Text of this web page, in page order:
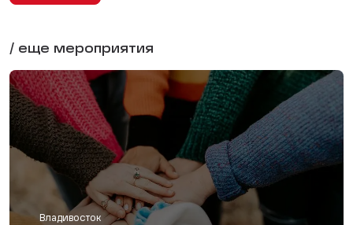
/ еще мероприятия
Владивосток